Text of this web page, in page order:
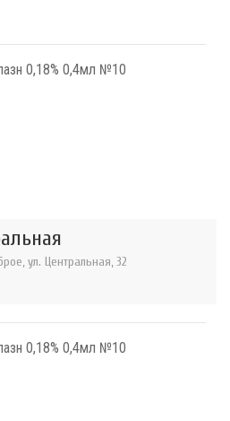
0,18% 0,4мл №10
ул. Центральная, 32
0,18% 0,4мл №10